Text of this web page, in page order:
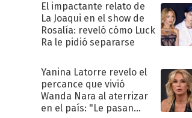
El impactante relato de
La Joaqui en el show de
Rosalía: reveló cómo Luck
Ra le pidió separarse
Yanina Latorre revelo el
percance que vivió
Wanda Nara al aterrizar
en el país: "Le pasan